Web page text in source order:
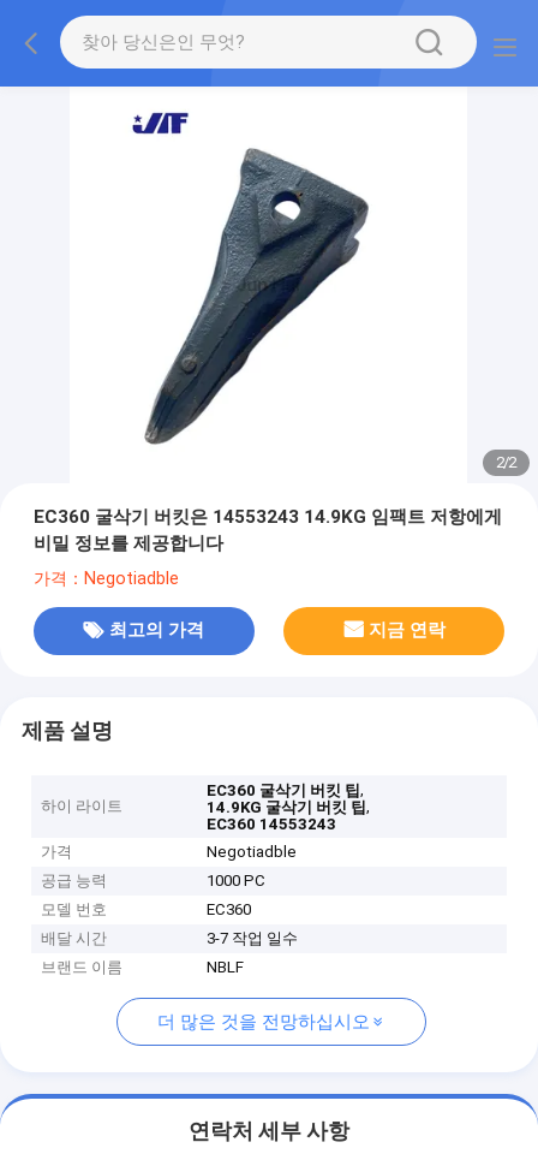
2/2
EC360 굴삭기 버킷은 14553243 14.9KG 임팩트 저항에게
비밀 정보를 제공합니다
가격：Negotiadble
최고의 가격 지금 연락
제품 설명
하이 라이트
EC360 굴삭기 버킷 팁,
14.9KG 굴삭기 버킷 팁,
EC360 14553243
가격
Negotiadble
공급 능력
1000 PC
모델 번호
EC360
배달 시간
3-7 작업 일수
브랜드 이름
NBLF
더 많은 것을 전망하십시오
연락처 세부 사항